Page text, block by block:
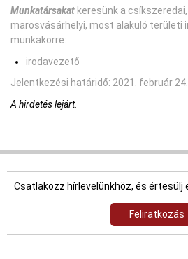
Munkatársakat keresünk a
marosvásárhelyi, most alakuló területi
munkakörre:
irodavezető
Jelentkezési határidő: 2021. február 24.
A hirdetés lejárt.
Csatlakozz hírlevelünkhöz, és értesülj
Feliratkozás